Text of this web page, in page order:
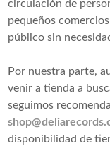
circulación de
pequeños
público sin
Por nuestra parte,
venir a tienda a
seguimos
disponibilidad de